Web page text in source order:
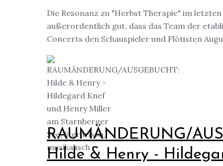
Die Resonanz zu "Herbst Therapie" im
außerordentlich gut, dass das Team der
Concerts den Schauspieler und Flötisten
RAUMÄNDERUNG/
Hilde & Henry -